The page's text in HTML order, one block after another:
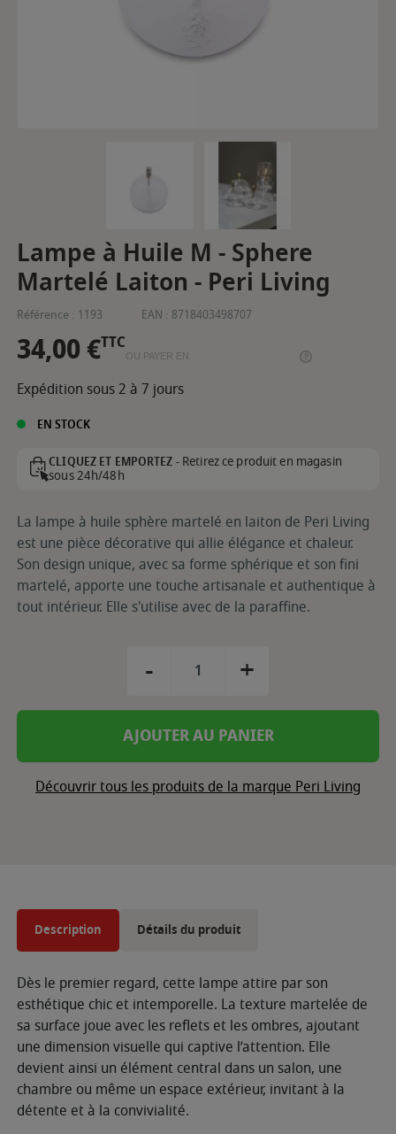
Lampe à Huile M - Sphere
Martelé Laiton - Peri Living
Référence : 1193 EAN : 8718403498707
34,00 €TTC
OU PAYER EN
Expédition sous 2 à 7 jours
EN STOCK
CLIQUEZ ET EMPORTEZ -Retirez ce produit en magasin
sous 24h/48h
La lampe à huile sphère martelé en laiton de Peri Living
est une pièce décorative qui allie élégance et chaleur.
Son design unique, avec sa forme sphérique et son fini
martelé, apporte une touche artisanale et authentique à
tout intérieur. Elle s'utilise avec de la paraffine.
- +
AJOUTER AU PANIER
Découvrir tous les produits de la marque Peri Living
Description Détails du produit
Dès le premier regard, cette lampe attire par son
esthétique chic et intemporelle. La texture martelée de
sa surface joue avec les reflets et les ombres, ajoutant
une dimension visuelle qui captive l’attention. Elle
devient ainsi un élément central dans un salon, une
chambre ou même un espace extérieur, invitant à la
détente et à la convivialité.